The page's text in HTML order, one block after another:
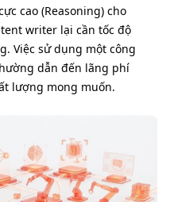
cao (Reasoning) cho
writer lại cần tốc độ
Việc sử dụng một công
dẫn đến lãng phí
lượng mong muốn.